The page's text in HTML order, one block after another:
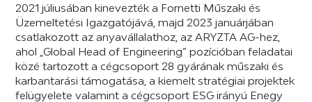
2021 júliusában kinevezték a Fornetti Műszaki és
Üzemeltetési Igazgatójává, majd 2023 januárjában
csatlakozott az anyavállalathoz, az ARYZTA AG-hez,
ahol „Global Head of Engineering” pozícióban feladatai
közé tartozott a cégcsoport 28 gyárának műszaki és
karbantarási támogatása, a kiemelt stratégiai projektek
felügyelete valamint a cégcsoport ESG irányú Enegy